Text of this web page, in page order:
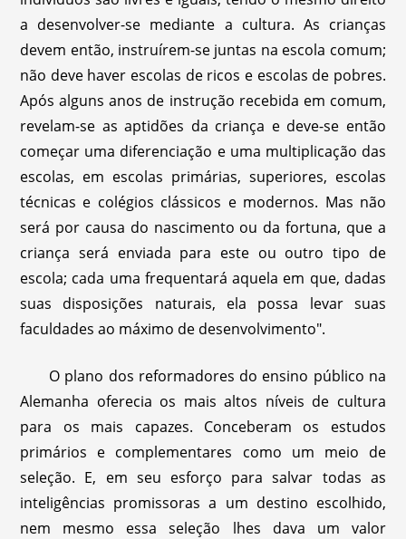
a desenvolver-se mediante a cultura. As crianças
devem então, instruírem-se juntas na escola comum;
não deve haver escolas de ricos e escolas de pobres.
Após alguns anos de instrução recebida em comum,
revelam-se as aptidões da criança e deve-se então
começar uma diferenciação e uma multiplicação das
escolas, em escolas primárias, superiores, escolas
técnicas e colégios clássicos e modernos. Mas não
será por causa do nascimento ou da fortuna, que a
criança será enviada para este ou outro tipo de
escola; cada uma frequentará aquela em que, dadas
suas disposições naturais, ela possa levar suas
faculdades ao máximo de desenvolvimento".
O plano dos reformadores do ensino público na
Alemanha oferecia os mais altos níveis de cultura
para os mais capazes. Conceberam os estudos
primários e complementares como um meio de
seleção. E, em seu esforço para salvar todas as
inteligências promissoras a um destino escolhido,
nem mesmo essa seleção lhes dava um valor